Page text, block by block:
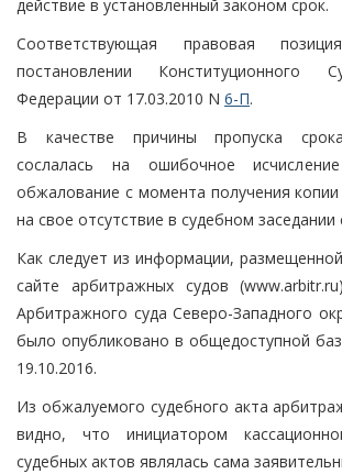
действие в установленный законом срок.
Соответствующая правовая
постановлении Конституционного
Федерации от 17.03.2010 N 6-П.
В качестве причины пропуска
сослалась на ошибочное
обжалование с момента получения копии
на свое отсутствие в судебном заседании
Как следует из информации,
сайте арбитражных судов
Арбитражного суда Северо-Западного
было опубликовано в общедоступной
19.10.2016.
Из обжалуемого судебного акта
видно, что инициатором
судебных актов являлась сама